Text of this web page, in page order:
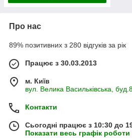
Про нас
89% позитивних з 280 відгуків за рік
Працює з 30.03.2013
м. Київ
вул. Велика Васильківська,
Контакти
Сьогодні працює з 10:30 до
Показати весь графік роботи